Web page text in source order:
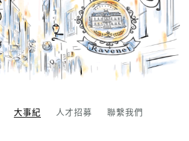
大事紀 人才招募 聯繫我們